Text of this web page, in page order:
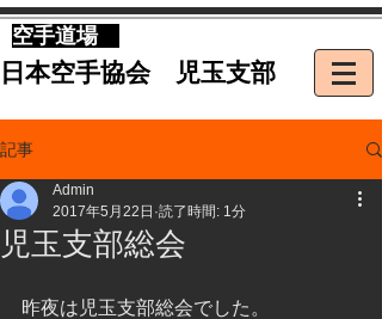
​空手道場
​日本空手協会 児玉支部
記事
児玉支部総会
Admin
2017年5月22日 読了時間: 1分
昨夜は児玉支部総会でした。